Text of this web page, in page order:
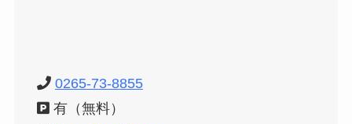
0265-73-8855
有（無料）